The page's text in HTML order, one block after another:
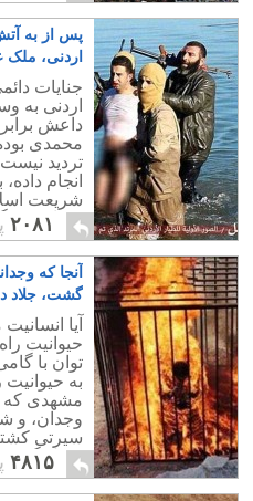
پس از به
اردنی، ملک
۱۱
جنایات
اردنی به
داعش
محمدی
تردید
انجام
شریعت
و جای۲۰۸۱
آنجا که
گشت، جلاد
در آتش
آیا
حیوانیت
توان با
به
مشهدی که
وجدان، و
سیرتی
مبدل گشت و
کرد.
۴۸۱۵